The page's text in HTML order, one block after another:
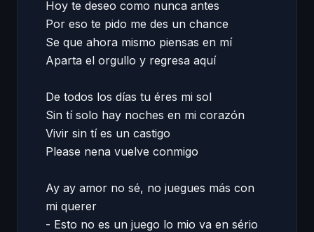
Hoy te deseo como nunca antes
Por eso te pido me des un chance
Se que ahora mismo piensas en mí
Aparta el orgullo y regresa aquí
De todos los días tu éres mi sol
Sin tí solo hay noches en mi corazón
Vivir sin tí es un castigo
Please nena vuelve conmigo
Ay ay amor no sé, no juegues más con
mi querer
- Esto no es un juego lo mio va en sério